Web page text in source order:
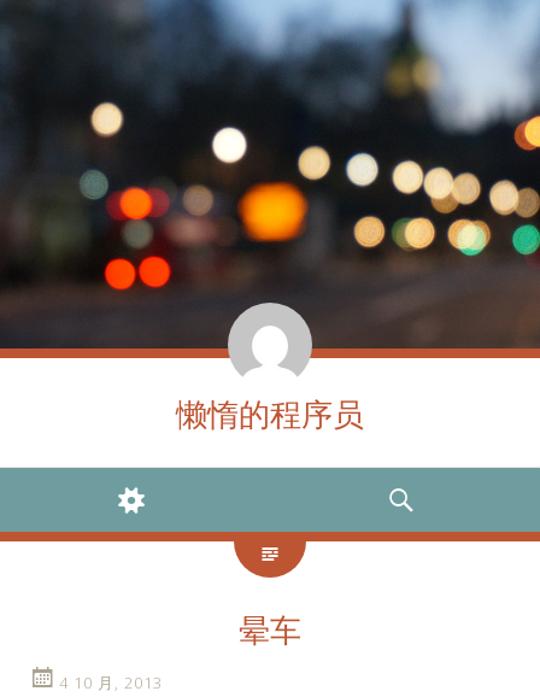
懒惰的程序员
WIDGETS
SEARCH
晕车
4 10 月, 2013